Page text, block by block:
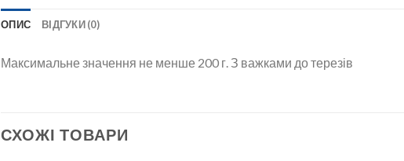
ОПИС ВІДГУКИ (0)
Максимальне значення не менше 200 г. З важками до терезів
СХОЖІ ТОВАРИ